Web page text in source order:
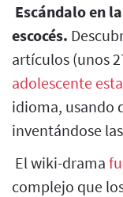
Escándalo en
escocés.
artículos (unos
adolescente
idioma, usando
inventándose
El wiki-drama
complejo que